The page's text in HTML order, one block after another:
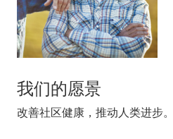
我们的愿景
改善社区健康，推动人类进步。